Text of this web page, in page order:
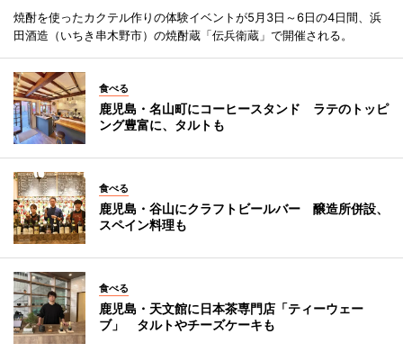
焼酎を使ったカクテル作りの体験イベントが5月3日～6日の4日間、浜
田酒造（いちき串木野市）の焼酎蔵「伝兵衛蔵」で開催される。
食べる
鹿児島・名山町にコーヒースタンド ラテのトッピ
ング豊富に、タルトも
食べる
鹿児島・谷山にクラフトビールバー 醸造所併設、
スペイン料理も
食べる
鹿児島・天文館に日本茶専門店「ティーウェー
ブ」 タルトやチーズケーキも